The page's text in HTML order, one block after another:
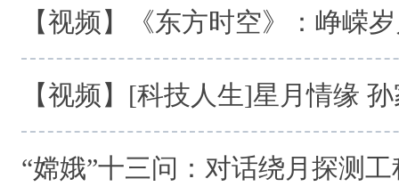
【视频】《东方时空》：峥嵘
【视频】[科技人生]星月情缘
“嫦娥”十三问：对话绕月探测